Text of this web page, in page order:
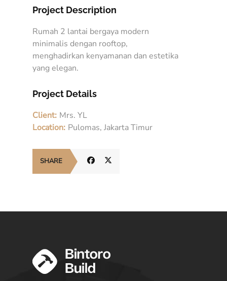
Project Description
Rumah 2 lantai bergaya modern
minimalis dengan rooftop,
menghadirkan kenyamanan dan estetika
yang elegan.
Project Details
Client: Mrs. YL
Location: Pulomas, Jakarta Timur
SHARE